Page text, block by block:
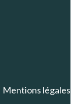
Mentions légales